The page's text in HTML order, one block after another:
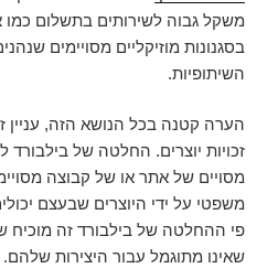
משקל גבוה לשירותים בתשלום כמו
בסגנונות מוזיקליים מסויימים
השיתופיות.
הערה קטנה בכל הנושא הזה, עניין
זכויות יוצרים. החלטה של בילבורד
מסויים של אתר או של קבוצה
משפטי על ידי היוצרים שבעצם
פי ההחלטה של בילבורד זה מוכיח
שאינו מתוגמל עבור היצירות שלהם.